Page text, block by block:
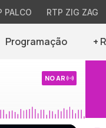
PALCO RTP ZIG ZAG
Programação +
NO AR